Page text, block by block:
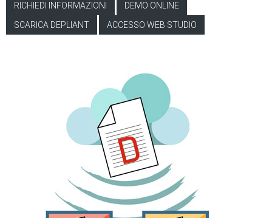
RICHIEDI INFORMAZIONI
DEMO ONLINE
SCARICA DEPLIANT
ACCESSO WEB STUDIO